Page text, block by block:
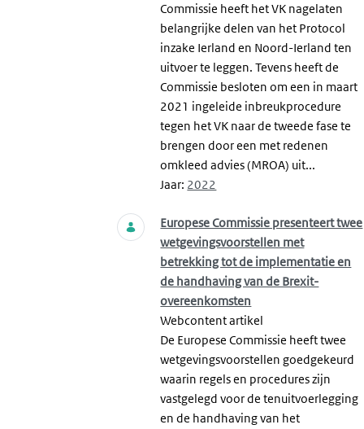
Commissie heeft het VK nagelaten
belangrijke delen van het Protocol
inzake Ierland en Noord-Ierland ten
uitvoer te leggen. Tevens heeft de
Commissie besloten om een in maart
2021 ingeleide inbreukprocedure
tegen het VK naar de tweede fase te
brengen door een met redenen
omkleed advies (MROA) uit...
Jaar: 2022
Europese Commissie presenteert twee
wetgevingsvoorstellen met
betrekking tot de implementatie en
de handhaving van de Brexit-
overeenkomsten
Webcontent artikel
De Europese Commissie heeft twee
wetgevingsvoorstellen goedgekeurd
waarin regels en procedures zijn
vastgelegd voor de tenuitvoerlegging
en de handhaving van het